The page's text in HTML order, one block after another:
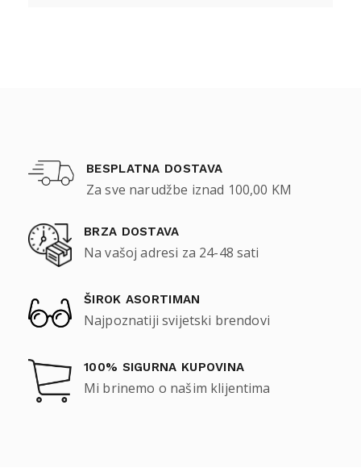
BESPLATNA DOSTAVA
Za sve narudžbe iznad 100,00 KM
BRZA DOSTAVA
Na vašoj adresi za 24-48 sati
ŠIROK ASORTIMAN
Najpoznatiji svijetski brendovi
100% SIGURNA KUPOVINA
Mi brinemo o našim klijentima